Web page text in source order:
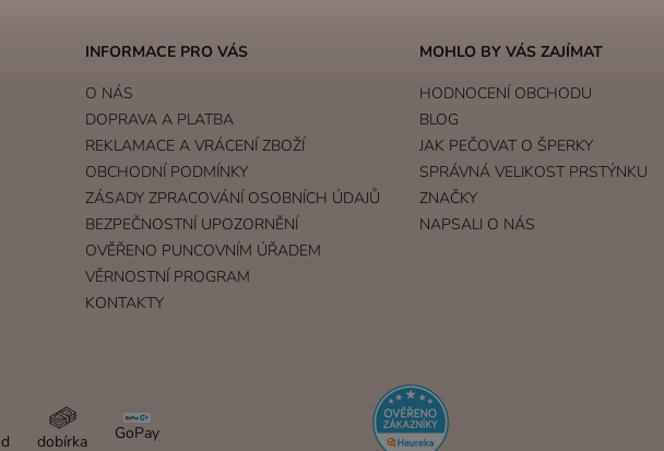
INFORMACE PRO VÁS
O NÁS
DOPRAVA A PLATBA
REKLAMACE A VRÁCENÍ ZBOŽÍ
OBCHODNÍ PODMÍNKY
ZÁSADY ZPRACOVÁNÍ OSOBNÍCH ÚDAJŮ
BEZPEČNOSTNÍ UPOZORNĚNÍ
OVĚŘENO PUNCOVNÍM ÚŘADEM
VĚRNOSTNÍ PROGRAM
KONTAKTY
MOHLO BY VÁS ZAJÍMAT
HODNOCENÍ OBCHODU
BLOG
JAK PEČOVAT O ŠPERKY
SPRÁVNÁ VELIKOST PRSTÝNKU
ZNAČKY
NAPSALI O NÁS
dobírka GoPay